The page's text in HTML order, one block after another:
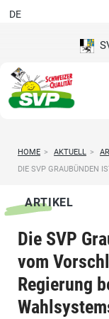
DE
HOME > AKTUELL >
DIE SVP GRAUBÜNDEN
ARTIKEL
Die SVP
vom
Regierung